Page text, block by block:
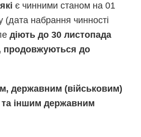
є чинними станом на 01
(дата набрання чинності
діють до 30 листопада
продовжуються до
державним (військовим)
та іншим державним